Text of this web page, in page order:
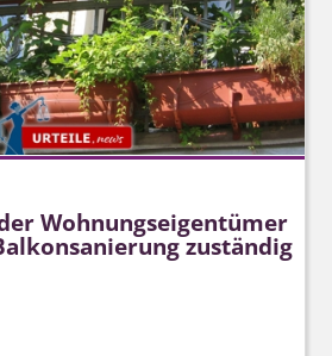
Wohnungseigentümer
zuständig